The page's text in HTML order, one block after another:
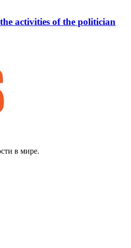
activities of the politician
в мире.